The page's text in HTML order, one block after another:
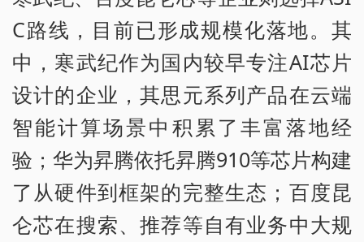
C路线，目前已形成规模化落地。其
中，寒武纪作为国内较早专注AI芯片
设计的企业，其思元系列产品在云端
智能计算场景中积累了丰富落地经
验；华为昇腾依托昇腾910等芯片构建
了从硬件到框架的完整生态；百度昆
仑芯在搜索、推荐等自有业务中大规